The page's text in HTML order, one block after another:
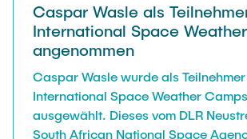
Caspar Wasle als
International Space
angenommen
Caspar Wasle wurde als
International Space Weather
ausgewählt. Dieses vom DLR
South African National Space